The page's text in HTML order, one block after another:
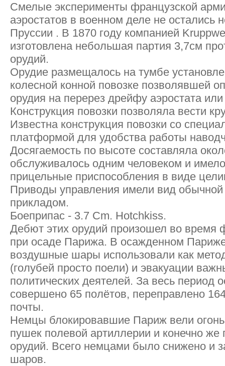
Смелые эксперименты французской
аэростатов в военном деле не остались
Пруссии . В 1870 году компанией
изготовлена небольшая партия 3,7см
орудий.
Орудие размещалось на тумбе
колесной конной повозке позволявшей
орудия на перерез дрейфу аэростата
Конструкция повозки позволяла вести
Известна конструкция повозки со
платформой для удобства работы
Досягаемость по высоте составляла
обслуживалось одним человеком и
прицельные приспособления в виде
Приводы управления имели вид
прикладом.
Боеприпас - 3.7 Cm. Hotchkiss.
Дебют этих орудий произошел во время
при осаде Парижа. В осажденном
воздушные шары использовали как
(голубей просто поели) и эвакуации
политических деятелей. За весь период
совершено 65 полётов, переправлено
почты.
Немцы блокировавшие Париж вели
пушек полевой артиллерии и конечно же
орудий. Всего немцами было снижено и
шаров.